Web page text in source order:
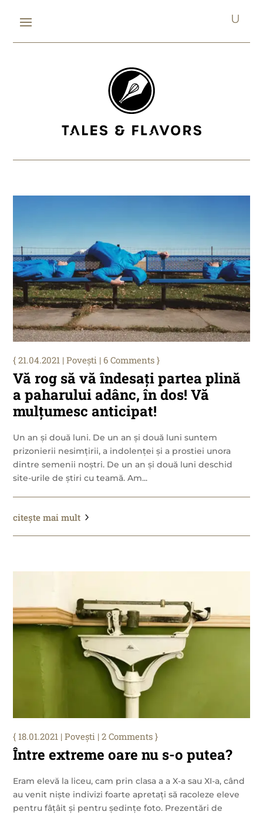
Vă rog să vă îndesați partea plină
a paharului adânc, în dos! Vă
mulțumesc anticipat!
21.04.2021 |Povești | 6 Comments
Un an și două luni. De un an și două luni suntem
prizonierii nesimțirii, a indolenței și a prostiei unora
dintre semenii noștri. De un an și două luni deschid
site-urile de știri cu teamă. Am...
citește mai mult
Între extreme oare nu s-o putea?
18.01.2021 |Povești | 2 Comments
Eram elevă la liceu, cam prin clasa a a X-a sau XI-a, când
au venit niște indivizi foarte apretați să racoleze eleve
pentru fâțâit și pentru ședințe foto. Prezentări de